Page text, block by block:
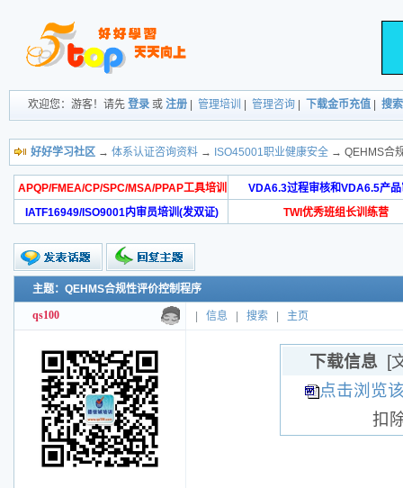
欢迎您：游客！请先 登录 或 注册 管理培训 管理咨询 下载金币充值 搜索
好好学习社区 → 体系认证咨询资料 → ISO45001职业健康安全 → QEHMS合
APQP/FMEA/CP/SPC/MSA/PPAP工具培训
VDA6.3过程审核和VDA6.5产品
IATF16949/ISO9001内审员培训(发双证)
TWI优秀班组长训练营
主题：QEHMS合规性评价控制程序
qs100 信息 搜索 主页
下载信息 [
点击浏览
扣